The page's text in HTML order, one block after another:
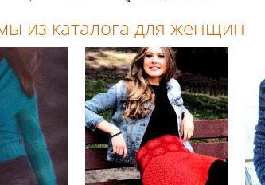
из каталога для женщин